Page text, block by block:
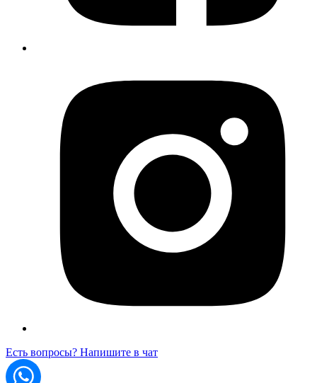
Есть вопросы? Напишите в чат